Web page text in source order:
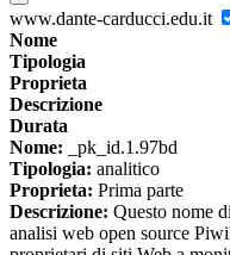
www.dante-carducci.edu.it
Nome
Tipologia
Proprieta
Descrizione
Durata
Nome: _pk_id.1.97bd
Tipologia: analitico
Proprieta: Prima parte
Descrizione: Questo nome
analisi web open source